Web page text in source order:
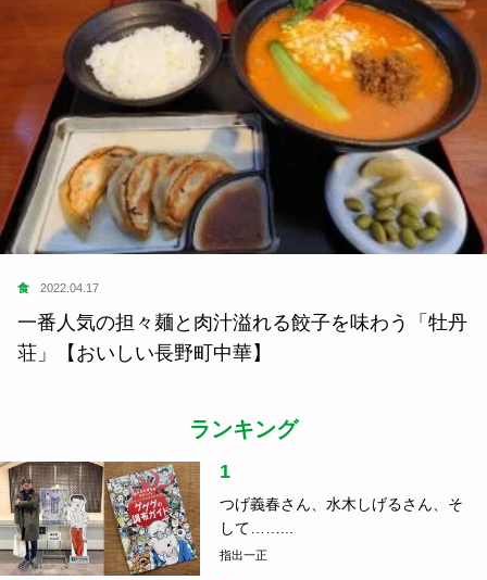
食 2022.04.17
一番人気の担々麺と肉汁溢れる餃子を味わう「牡丹
荘」【おいしい長野町中華】
ランキング
1
つげ義春さん、水木しげるさん、そ
して……...
指出一正